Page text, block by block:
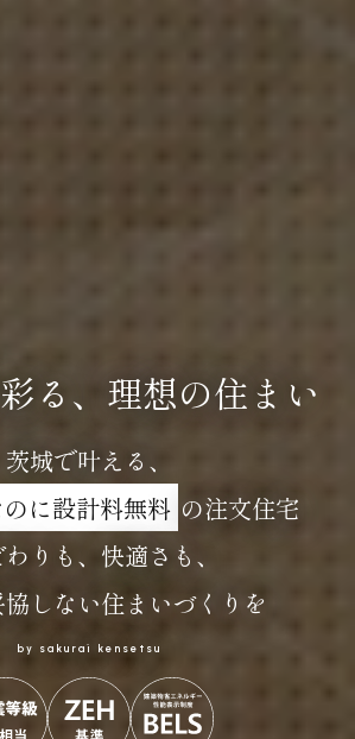
る、理想の住まい
茨城で叶える、
に設計料無料 の注文住宅
わりも、快適さも、
しない住まいづくりを
by sakurai kensetsu